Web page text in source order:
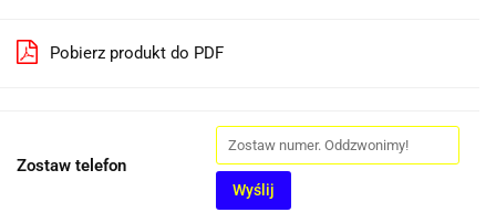
Pobierz produkt do PDF
Zostaw telefon
Wyślij